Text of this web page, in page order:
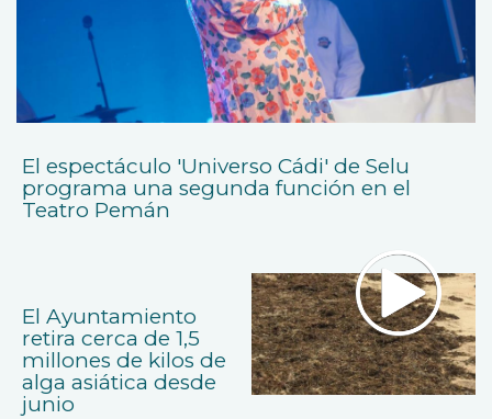
El espectáculo 'Universo Cádi' de Selu
programa una segunda función en el
Teatro Pemán
El Ayuntamiento
retira cerca de 1,5
millones de kilos de
alga asiática desde
junio